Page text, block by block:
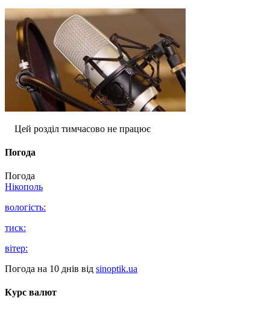
Цей розділ тимчасово не працює
Погода
Погода
Нікополь
вологість:
тиск:
вітер:
Погода на 10 днів від sinoptik.ua
Курс валют